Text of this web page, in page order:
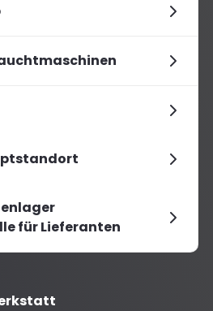
für Lieferanten